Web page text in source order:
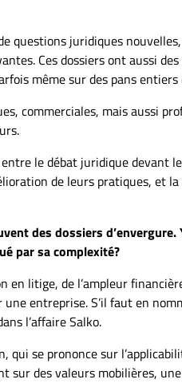
questions juridiques
Ces dossiers ont aussi
même sur des pans entiers
commerciales, mais aussi
le débat juridique devant
de leurs pratiques, et
des dossiers
par sa complexité?
litige, de l’ampleur
entreprise. S’il faut en
l’affaire Salko.
qui se prononce sur
des valeurs mobilières,